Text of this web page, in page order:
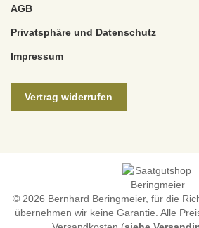
AGB
Privatsphäre und Datenschutz
Impressum
Vertrag widerrufen
© 2026 Bernhard Beringmeier, für die
übernehmen wir keine Garantie. Alle